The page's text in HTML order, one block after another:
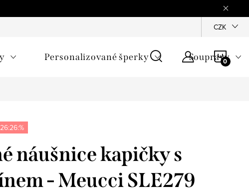
Jak
CZK
Personalizované šperky Soupravy
náušnice kapičky s
- Meucci SLE279